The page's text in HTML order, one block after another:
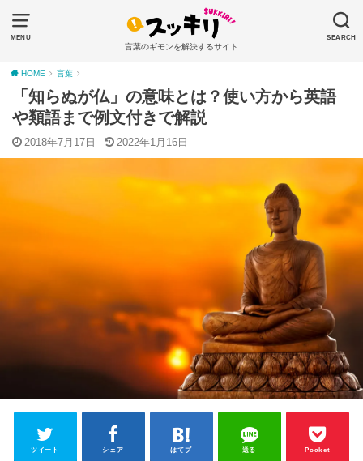
MENU SEARCH
言葉のギモンを解決するサイト
HOME 言葉
「知らぬが仏」の意味とは？使い方から英語
や類語まで例文付きで解説
2018年7月17日 2022年1月16日
ツイート シェア はてブ 送る Pocket